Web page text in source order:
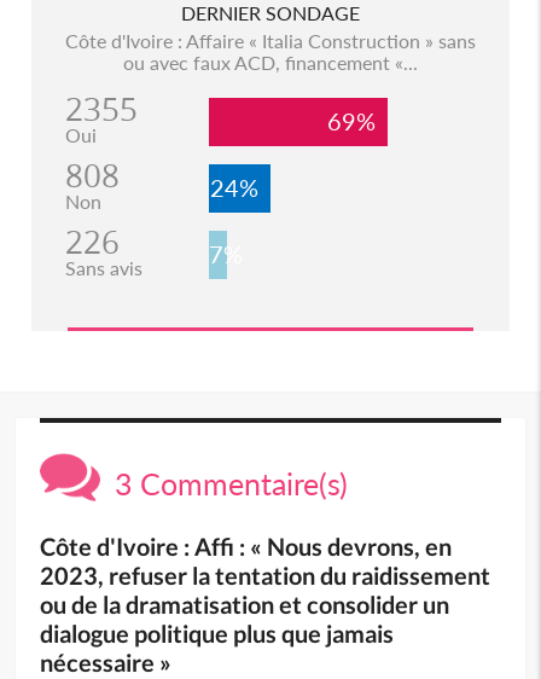
DERNIER SONDAGE
Côte d'Ivoire : Affaire « Italia Construction » sans
ou avec faux ACD, financement «...
2355
Oui 69%
808
Non 24%
226
Sans avis 7%
3 Commentaire(s)
Côte d'Ivoire : Affi : « Nous devrons, en
2023, refuser la tentation du raidissement
ou de la dramatisation et consolider un
dialogue politique plus que jamais
nécessaire »